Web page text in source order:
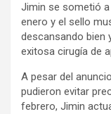
Jimin se sometió a
enero y el sello
descansando bien
exitosa cirugía de
A pesar del
pudieron evitar
febrero, Jimin